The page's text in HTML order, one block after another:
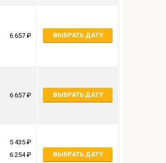
6 657 ВЫБРАТЬ ДАТУ
6 657 ВЫБРАТЬ ДАТУ
5 435
6 254
ВЫБРАТЬ ДАТУ